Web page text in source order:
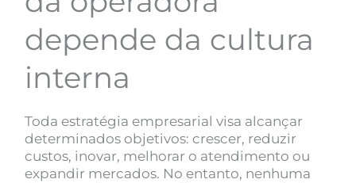
depende da cultura
interna
Toda estratégia empresarial visa alcançar
determinados objetivos: crescer, reduzir
custos, inovar, melhorar o atendimento ou
expandir mercados. No entanto, nenhuma